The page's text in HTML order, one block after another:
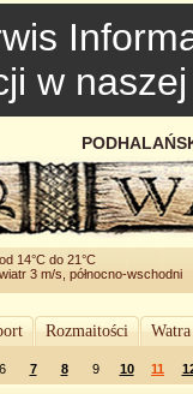
w
od 14°C do 21°C
wiatr 3 m/s, północno-wschodni
Rozmaitości
6 7 8 9 10 11